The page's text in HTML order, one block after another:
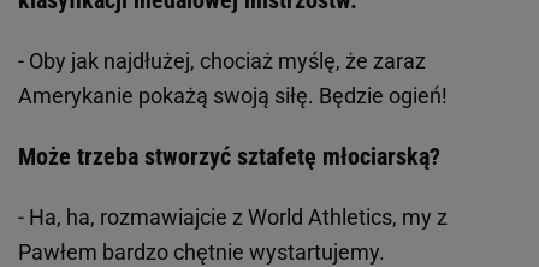
- Oby jak najdłużej, chociaż myślę, że zaraz
Amerykanie pokażą swoją siłę. Będzie ogień!
Może trzeba stworzyć sztafetę młociarską?
- Ha, ha, rozmawiajcie z World Athletics, my z
Pawłem bardzo chętnie wystartujemy.